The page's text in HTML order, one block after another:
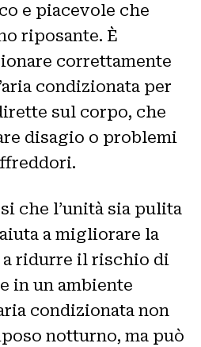
e piacevole che
riposante. È
correttamente
condizionata per
sul corpo, che
disagio o problemi
che l’unità sia pulita
a migliorare la
a ridurre il rischio di
in un ambiente
condizionata non
notturno, ma può